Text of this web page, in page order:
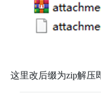
这里改后缀为zip解压